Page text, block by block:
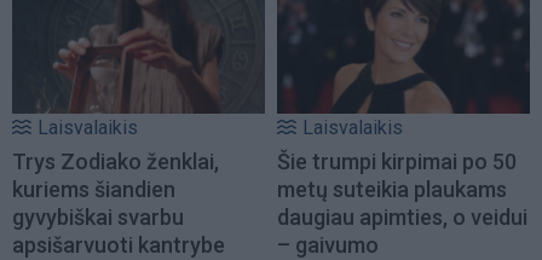
Laisvalaikis
Trys Zodiako ženklai,
kuriems šiandien
gyvybiškai svarbu
apsišarvuoti kantrybe
Laisvalaikis
Šie trumpi kirpimai po 50
metų suteikia plaukams
daugiau apimties, o veidui
– gaivumo